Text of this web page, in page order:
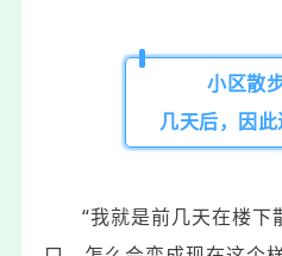
小区散
几天后，因
“我就是前几天在楼下